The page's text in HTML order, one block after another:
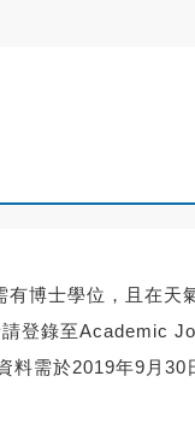
博士學位，且在天
請登錄至Academic
料需於2019年9月30